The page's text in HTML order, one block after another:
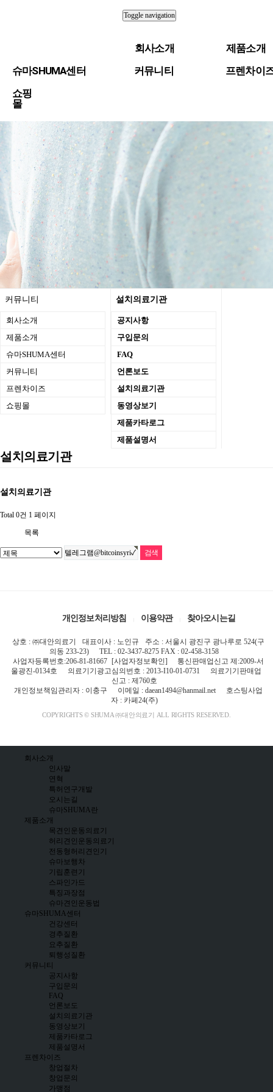
Toggle navigation
회사소개
제품소개
슈마SHUMA센터
커뮤니티
프렌차이
쇼핑
몰
커뮤니티
회사소개
제품소개
슈마SHUMA센터
커뮤니티
프렌차이즈
쇼핑몰
설치의료기관
공지사항
구입문의
FAQ
언론보도
설치의료기관
동영상보기
제품카타로그
제품설명서
설치의료기관
설치의료기관
Total 0건 1 페이지
목록
개인정보처리방침 이용약관 찾아오시는길
상호 : ㈜대안의료기 대표이사 : 노인규
주소 : 서울시 광진구 광나루로 524(구
의동 233-23)
TEL : 02-3437-8275 FAX : 02-458-3158
사업자등록번호:206-81-81667 [사업자정보확인]
통신판매업신고 제:2009-서
울광진-0134호
의료기기광고심의번호 : 2013-I10-01-0731
의료기기판매업
신고 : 제760호
개인정보책임관리자 : 이충구
이메일 : daean1494@hanmail.net
호스팅사업
자 : 카페24(주)
COPYRIGHTS © SHUMA ㈜대안의료기 ALL RIGHTS RESERVED.
회사소개
인사말
연혁
특허연구개발
오시는길
슈마SHUMA란
제품소개
목견인운동의료기
허리견인운동의료기
전동형허리견인기
슈마보행차
기립훈련기
스파인가드
특징과장점
슈마견인운동법
슈마SHUMA센터
건강센터
경추질환
요추질환
퇴행성질환
커뮤니티
공지사항
구입문의
FAQ
언론보도
설치의료기관
동영상보기
제품카타로그
제품설명서
프렌차이즈
창업절차
창업문의
가맹점